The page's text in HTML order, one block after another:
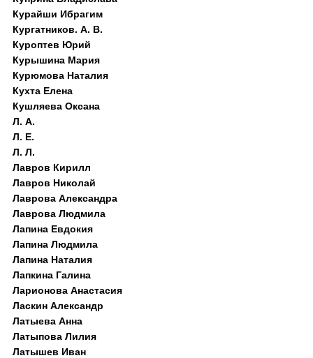
Курайши Ибрагим
Кургатников. А. В.
Куроптев Юрий
Курышина Мария
Курюмова Наталия
Кухта Елена
Кушляева Оксана
Л. А.
Л. Е.
Л. Л.
Лавров Кирилл
Лавров Николай
Лаврова Александра
Лаврова Людмила
Лапина Евдокия
Лапина Людмила
Лапина Наталия
Лапкина Галина
Ларионова Анастасия
Ласкин Александр
Латыева Анна
Латыпова Лилия
Латышев Иван